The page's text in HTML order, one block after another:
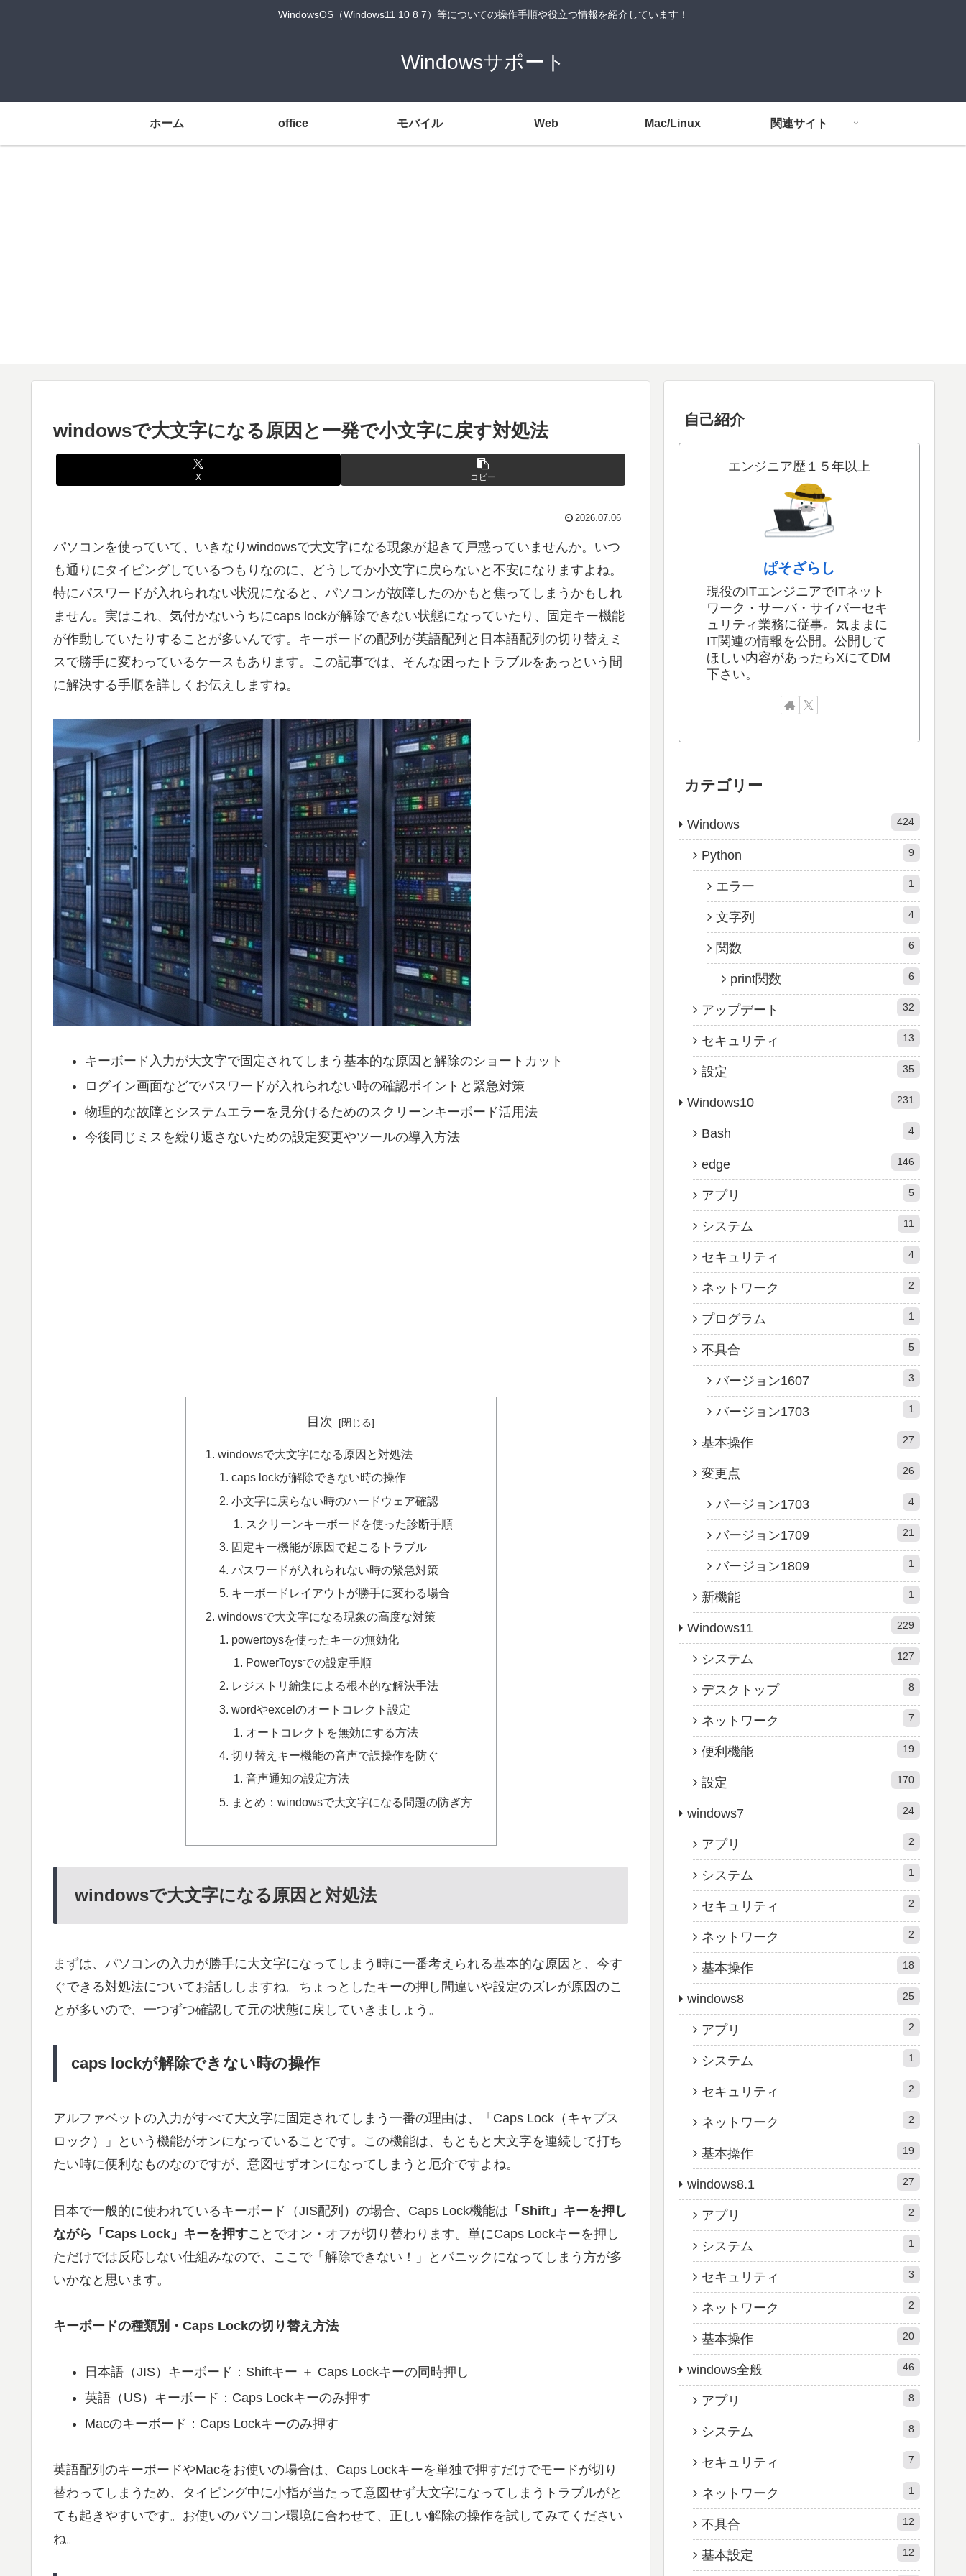
WindowsOS（Windows11 10 8 7）等についての操作手順や役立つ情報を紹介しています！
Windowsサポート
ホーム office モバイル Web Mac/Linux 関連サイト
windowsで大文字になる原因と一発で小文字に戻す対処法
X コピー
2026.07.06
パソコンを使っていて、いきなりwindowsで大文字になる現象が起きて戸惑っていませんか。いつ
も通りにタイピングしているつもりなのに、どうしてか小文字に戻らないと不安になりますよね。
特にパスワードが入れられない状況になると、パソコンが故障したのかもと焦ってしまうかもしれ
ません。実はこれ、気付かないうちにcaps lockが解除できない状態になっていたり、固定キー機能
が作動していたりすることが多いんです。キーボードの配列が英語配列と日本語配列の切り替えミ
スで勝手に変わっているケースもあります。この記事では、そんな困ったトラブルをあっという間
に解決する手順を詳しくお伝えしますね。
キーボード入力が大文字で固定されてしまう基本的な原因と解除のショートカット
ログイン画面などでパスワードが入れられない時の確認ポイントと緊急対策
物理的な故障とシステムエラーを見分けるためのスクリーンキーボード活用法
今後同じミスを繰り返さないための設定変更やツールの導入方法
目次
windowsで大文字になる原因と対処法
caps lockが解除できない時の操作
小文字に戻らない時のハードウェア確認
スクリーンキーボードを使った診断手順
固定キー機能が原因で起こるトラブル
パスワードが入れられない時の緊急対策
キーボードレイアウトが勝手に変わる場合
windowsで大文字になる現象の高度な対策
powertoysを使ったキーの無効化
PowerToysでの設定手順
レジストリ編集による根本的な解決手法
wordやexcelのオートコレクト設定
オートコレクトを無効にする方法
切り替えキー機能の音声で誤操作を防ぐ
音声通知の設定方法
まとめ：windowsで大文字になる問題の防ぎ方
windowsで大文字になる原因と対処法
まずは、パソコンの入力が勝手に大文字になってしまう時に一番考えられる基本的な原因と、今す
ぐできる対処法についてお話ししますね。ちょっとしたキーの押し間違いや設定のズレが原因のこ
とが多いので、一つずつ確認して元の状態に戻していきましょう。
caps lockが解除できない時の操作
アルファベットの入力がすべて大文字に固定されてしまう一番の理由は、「Caps Lock（キャプス
ロック）」という機能がオンになっていることです。この機能は、もともと大文字を連続して打ち
たい時に便利なものなのですが、意図せずオンになってしまうと厄介ですよね。
日本で一般的に使われているキーボード（JIS配列）の場合、Caps Lock機能は 「Shift」キーを押し
ながら「Caps Lock」キーを押すことでオン・オフが切り替わります。単にCaps Lockキーを押し
ただけでは反応しない仕組みなので、ここで「解除できない！」とパニックになってしまう方が多
いかなと思います。
キーボードの種類別・Caps Lockの切り替え方法
日本語（JIS）キーボード：Shiftキー ＋ Caps Lockキーの同時押し
英語（US）キーボード：Caps Lockキーのみ押す
Macのキーボード：Caps Lockキーのみ押す
英語配列のキーボードやMacをお使いの場合は、Caps Lockキーを単独で押すだけでモードが切り
替わってしまうため、タイピング中に小指が当たって意図せず大文字になってしまうトラブルがと
ても起きやすいです。お使いのパソコン環境に合わせて、正しい解除の操作を試してみてください
ね。
自己紹介
エンジニア歴１５年以上
ぱそざらし
現役のITエンジニアでITネット
ワーク・サーバ・サイバーセキ
ュリティ業務に従事。気ままに
IT関連の情報を公開。公開して
ほしい内容があったらXにてDM
下さい。
カテゴリー
Windows 424
Python 9
エラー 1
文字列 4
関数 6
print関数 6
アップデート 32
セキュリティ 13
設定 35
Windows10 231
Bash 4
edge 146
アプリ 5
システム 11
セキュリティ 4
ネットワーク 2
プログラム 1
不具合 5
バージョン1607 3
バージョン1703 1
基本操作 27
変更点 26
バージョン1703 4
バージョン1709 21
バージョン1809 1
新機能 1
Windows11 229
システム 127
デスクトップ 8
ネットワーク 7
便利機能 19
設定 170
windows7 24
アプリ 2
システム 1
セキュリティ 2
ネットワーク 2
基本操作 18
windows8 25
アプリ 2
システム 1
セキュリティ 2
ネットワーク 2
基本操作 19
windows8.1 27
アプリ 2
システム 1
セキュリティ 3
ネットワーク 2
基本操作 20
windows全般 46
アプリ 8
システム 8
セキュリティ 7
ネットワーク 1
不具合 12
基本設定 12